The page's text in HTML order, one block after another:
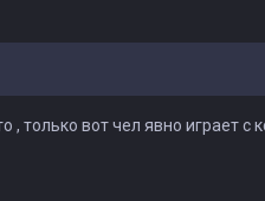
, только вот чел явно играет